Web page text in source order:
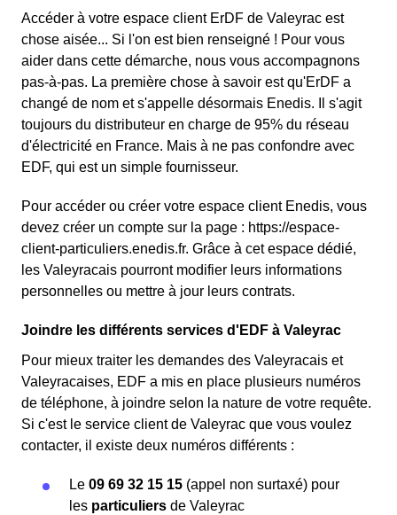
Accéder à votre espace client ErDF de Valeyrac est
chose aisée... Si l'on est bien renseigné ! Pour vous
aider dans cette démarche, nous vous accompagnons
pas-à-pas. La première chose à savoir est qu'ErDF a
changé de nom et s'appelle désormais Enedis. Il s'agit
toujours du distributeur en charge de 95% du réseau
d'électricité en France. Mais à ne pas confondre avec
EDF, qui est un simple fournisseur.
Pour accéder ou créer votre espace client Enedis, vous
devez créer un compte sur la page : https://espace-
client-particuliers.enedis.fr. Grâce à cet espace dédié,
les Valeyracais pourront modifier leurs informations
personnelles ou mettre à jour leurs contrats.
Joindre les différents services d'EDF à Valeyrac
Pour mieux traiter les demandes des Valeyracais et
Valeyracaises, EDF a mis en place plusieurs numéros
de téléphone, à joindre selon la nature de votre requête.
Si c'est le service client de Valeyrac que vous voulez
contacter, il existe deux numéros différents :
Le 09 69 32 15 15 (appel non surtaxé) pour
les particuliers de Valeyrac